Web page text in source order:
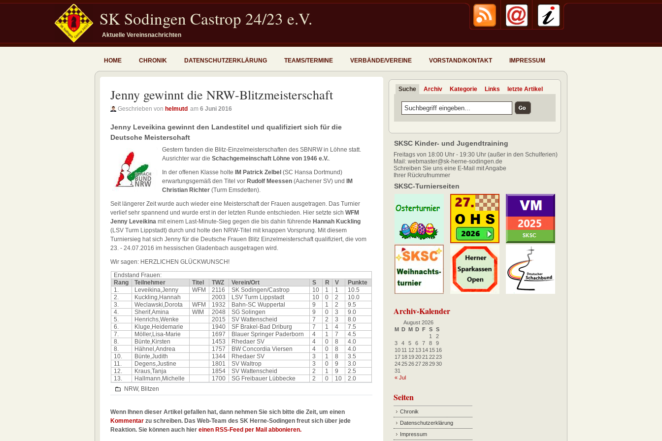
SK Sodingen Castrop 24/23 e.V.
Aktuelle Vereinsnachrichten
HOME CHRONIK DATENSCHUTZERKLÄRUNG TEAMS/TERMINE VERBÄNDE/VEREINE VORSTAND/KONTAKT IMPRESSUM
Jenny gewinnt die NRW-Blitzmeisterschaft
Geschrieben von helmutd am 6 Juni 2016
Jenny Leveikina gewinnt den Landestitel und qualifiziert sich für die
Deutsche Meisterschaft
Gestern fanden die Blitz-Einzelmeisterschaften des SBNRW in Löhne statt.
Ausrichter war die Schachgemeinschaft Löhne von 1946 e.V..
In der offenen Klasse holte
IM Patrick Zelbel (SC Hansa Dortmund)
erwartungsgemäß den Titel vor Rudolf Meessen (Aachener SV) und
IM
Christian Richter (Turm Emsdetten).
Seit längerer Zeit wurde auch wieder eine Meisterschaft der Frauen ausgetragen. Das Turnier
verlief sehr spannend und wurde erst in der letzten Runde entschieden. Hier setzte sich WFM
Jenny Leveikina mit einem Last-Minute-Sieg gegen die bis dahin führende Hannah Kuckling
(LSV Turm Lippstadt) durch und holte den NRW-Titel mit knappen Vorsprung. Mit diesem
Turniersieg hat sich Jenny für die Deutsche Frauen Blitz Einzelmeisterschaft qualifiziert, die vom
23. - 24.07.2016 im hessischen Gladenbach ausgetragen wird.
Wir sagen: HERZLICHEN GLÜCKWUNSCH!
Endstand Frauen:
Rang
Teilnehmer Titel TWZ Verein/Ort S R V
Punkte
1.
Leveikina,Jenny WFM 2116 SK Sodingen/Castrop 10 1 1
10.5
2.
Kuckling,Hannah 2003 LSV Turm Lippstadt 10 0 2
10.0
3.
Weclawski,Dorota WFM 1932 Bahn-SC Wuppertal 9 1 2
9.5
4.
Sherif,Amina WIM 2048 SG Solingen 9 0 3
9.0
5.
Henrichs,Wenke 2015 SV Wattenscheid 7 2 3
8.0
6.
Kluge,Heidemarie 1940 SF Brakel-Bad Driburg 7 1 4
7.5
7.
Möller,Lisa-Marie 1697 Blauer Springer Paderborn 4 1 7
4.5
8.
Bünte,Kirsten 1453 Rhedaer SV 4 0 8
4.0
8.
Hähnel,Andrea 1757 BW Concordia Viersen 4 0 8
4.0
10.
Bünte,Judith 1344 Rhedaer SV 3 1 8
3.5
11.
Degens,Justine 1801 SV Waltrop 3 0 9
3.0
12.
Kraus,Tanja 1854 SV Wattenscheid 2 1 9
2.5
13.
Hallmann,Michelle 1700 SG Freibauer Lübbecke 2 0 10
2.0
NRW, Blitzen
Wenn Ihnen dieser Artikel gefallen hat, dann nehmen Sie sich bitte die Zeit, um einen
Kommentar zu schreiben. Das Web-Team des SK Herne-Sodingen freut sich über jede
Reaktion. Sie können auch hier einen RSS-Feed per Mail abbonieren.
Suche Archiv Kategorie Links letzte Artikel
SKSC Kinder- und Jugendtraining
Freitags von 18:00 Uhr - 19:30 Uhr (außer in den Schulferien)
Mail: webmaster@sk-herne-sodingen.de
Schreiben Sie uns eine E-Mail mit Angabe
Ihrer Rückrufnummer
SKSC-Turnierseiten
Archiv-Kalender
August 2026
M D M D F S S
« Jul
1
2
3
4 5 6 7 8
9
10 11 12 13 14 15 16
17 18 192021 2223
24252627282930
31
Seiten
Chronik
Datenschutzerklärung
Impressum